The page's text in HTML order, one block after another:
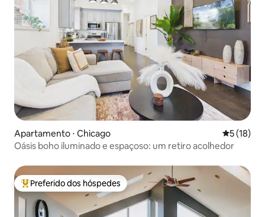
Apartamento ⋅ Chicago 5 de uma
5 (18)
Oásis boho iluminado e espaçoso: um retiro acolhedor
Entre os melhores preferidos dos hóspedes
Preferido dos hóspedes